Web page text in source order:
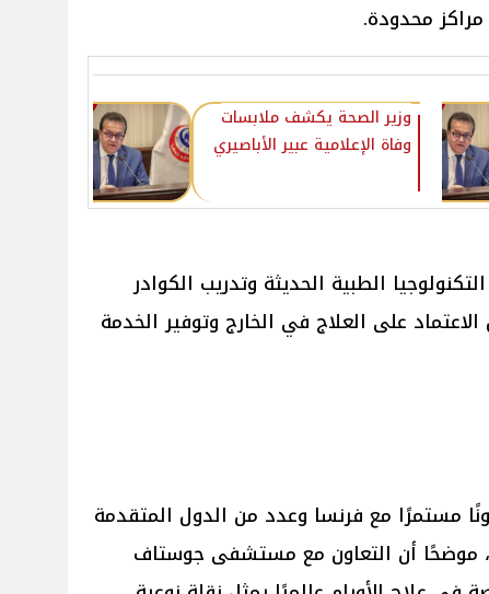
محدودة.
وزير الصحة يكشف ملابسات
وفاة الإعلامية عبير الأباصيري‎
الطبية الحديثة وتدريب الكوادر
على العلاج في الخارج وتوفير الخدمة
مستمرًا مع فرنسا وعدد من الدول المتقدمة
موضحًا أن التعاون مع مستشفى جوستاف